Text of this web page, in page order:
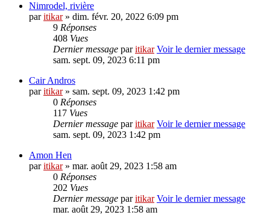
Nimrodel, rivière
paritikar» dim. févr. 20, 2022 6:09 pm
9 Réponses
408 Vues
Dernier message paritikar Voir le dernier message
sam. sept. 09, 2023 6:11 pm
Cair Andros
paritikar» sam. sept. 09, 2023 1:42 pm
0 Réponses
117 Vues
Dernier message paritikar Voir le dernier message
sam. sept. 09, 2023 1:42 pm
Amon Hen
paritikar» mar. août 29, 2023 1:58 am
0 Réponses
202 Vues
Dernier message paritikar Voir le dernier message
mar. août 29, 2023 1:58 am